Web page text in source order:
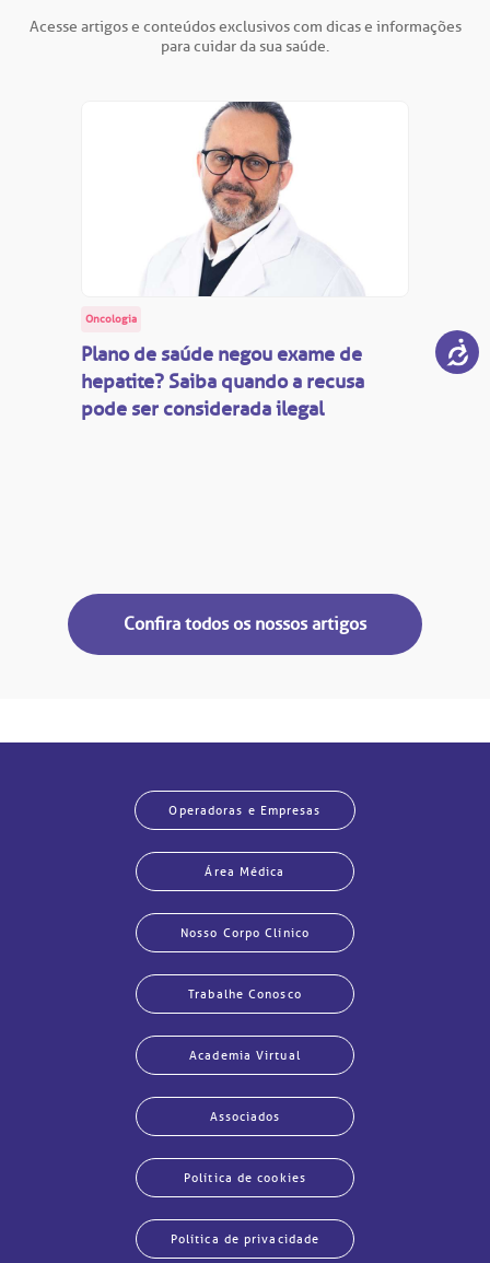
Acesse artigos e conteúdos exclusivos com dicas e informações
para cuidar da sua saúde.
Oncologia
Plano de saúde negou exame de
hepatite? Saiba quando a recusa
pode ser considerada ilegal
Confira todos os nossos artigos
Operadoras e Empresas
Área Médica
Nosso Corpo Clínico
Trabalhe Conosco
Academia Virtual
Associados
Política de cookies
Política de privacidade